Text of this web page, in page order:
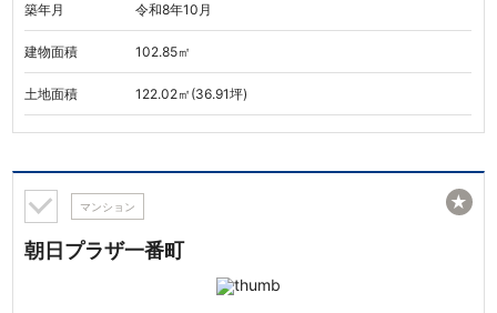
築年月 令和8年10月
建物面積 102.85㎡
土地面積 122.02㎡(36.91坪)
マンション
朝日プラザ一番町
★